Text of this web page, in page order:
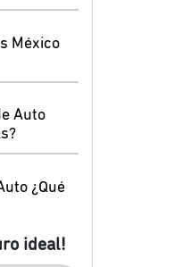
México
Auto
¿Qué
ideal!